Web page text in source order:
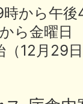
時から午
ら金曜日
12月29